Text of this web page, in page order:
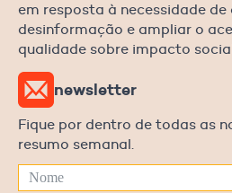
em resposta à necessidade
desinformação e ampliar o
qualidade sobre impacto
newsletter
Fique por dentro de todas as
resumo semanal.